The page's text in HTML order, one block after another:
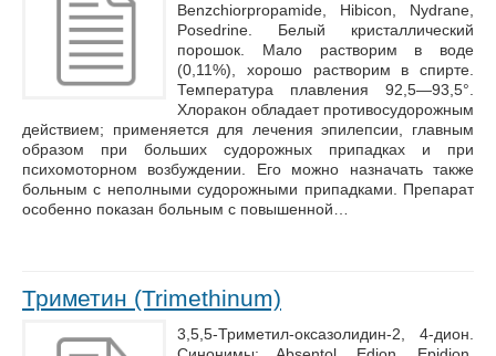
Benzchiorpropamide, Hibicon, Nydrane,
Posedrine. Белый кристаллический
порошок. Мало растворим в воде
(0,11%), хорошо растворим в спирте.
Температура плавления 92,5—93,5°.
Хлоракон обладает противосудорожным
действием; применяется для лечения эпилепсии, главным
образом при больших судорожных припадках и при
психомоторном возбуждении. Его можно назначать также
больным с неполными судорожными припадками. Препарат
особенно показан больным с повышенной…
Триметин (Trimethinum)
3,5,5-Триметил-оксазолидин-2, 4-дион.